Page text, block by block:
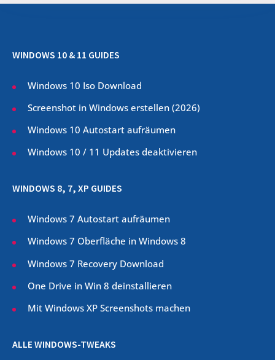
WINDOWS 10 & 11 GUIDES
Windows 10 Iso Download
Screenshot in Windows erstellen (2026)
Windows 10 Autostart aufräumen
Windows 10 / 11 Updates deaktivieren
WINDOWS 8, 7, XP GUIDES
Windows 7 Autostart aufräumen
Windows 7 Oberfläche in Windows 8
Windows 7 Recovery Download
One Drive in Win 8 deinstallieren
Mit Windows XP Screenshots machen
ALLE WINDOWS-TWEAKS